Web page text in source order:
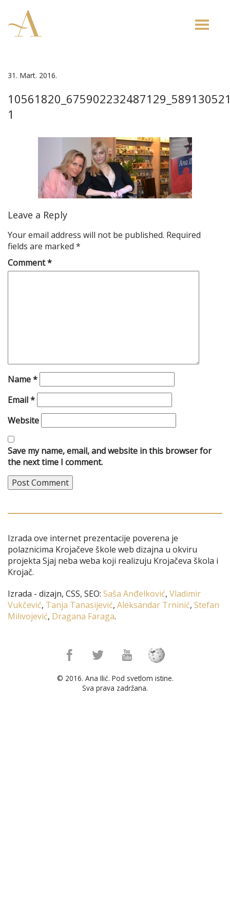
Toggle
31. Mart. 2016.
1
Leave a Reply
Your email address will not be published. Required
fields are marked *
Comment*
Name*
Email*
Website
Save my name, email, and website in this browser for
the next time I comment.
Izrada ove internet prezentacije poverena je
polaznicima Krojačeve škole web dizajna u okviru
projekta Sjaj neba weba koji realizuju Krojačeva škola i
Krojač.
Izrada - dizajn, CSS, SEO: Saša Anđelković, Vladimir
Vukčević, Tanja Tanasijević, Aleksandar Trninić, Stefan
Milivojević, Dragana Faraga.
© 2016. Ana Ilić. Pod svetlom istine.
Sva prava zadržana.